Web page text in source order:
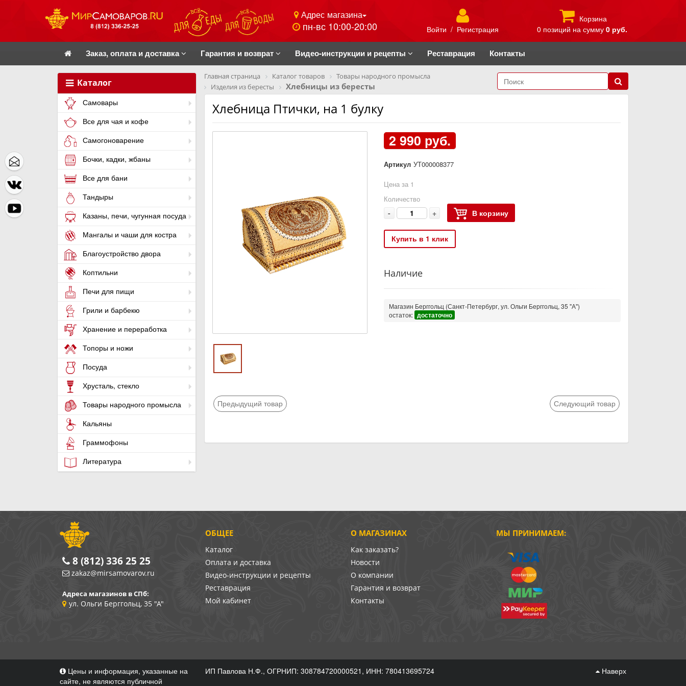
Адрес магазина
пн-вс 10:00-20:00 Войти / Регистрация
Корзина
0 позиций на сумму 0 руб.
Заказ, оплата и доставка Гарантия и возврат Видео-инструкции и рецепты Реставрация Контакты
Каталог
Самовары
Все для чая и кофе
Самогоноварение
Бочки, кадки, жбаны
Все для бани
Тандыры
Казаны, печи, чугунная посуда
Мангалы и чаши для костра
Благоустройство двора
Коптильни
Печи для пищи
Грили и барбекю
Хранение и переработка
Топоры и ножи
Посуда
Хрусталь, стекло
Товары народного промысла
Кальяны
Граммофоны
Литература
Главная страница Каталог товаров
Товары народного промысла
Изделия из бересты
Хлебницы из бересты
Хлебница Птички, на 1 булку
2 990 руб.
Артикул УТ000008377
Цена за 1
Количество
- + В корзину
Купить в 1 клик
Наличие
Магазин Берггольц (Санкт-Петербург, ул. Ольги Берггольц, 35 "А")
остаток: достаточно
Предыдущий товар Следующий товар
О МАГАЗИНАХ
Как заказать?
Новости
О компании
Гарантия и возврат
Контакты
ОБЩЕЕ
Каталог
Оплата и доставка
Видео-инструкции и рецепты
Реставрация
Мой кабинет
МЫ ПРИНИМАЕМ:
8 (812) 336 25 25
zakaz@mirsamovarov.ru
Адреса магазинов в СПб:
ул. Ольги Берггольц, 35 "А"
Цены и информация, указанные на
сайте, не являются публичной
ИП Павлова Н.Ф., ОГРНИП: 308784720000521, ИНН: 780413695724 Наверх